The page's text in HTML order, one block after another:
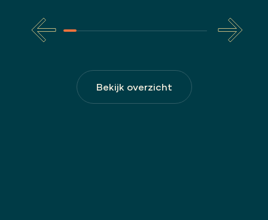
Bekijk overzicht